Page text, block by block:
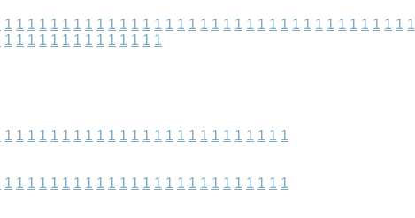
1 1 1 1 1 1 1 1 1 1 1 1 1 1 1 1 1 1 1 1 1 1 1 1 1 1 1 1 1 1 1 1 1 1 1 1
1 1 1 1 1 1 1 1 1 1 1 1 1 1
1 1 1 1 1 1 1 1 1 1 1 1 1 1 1 1 1 1 1 1 1 1 1 1 1
1 1 1 1 1 1 1 1 1 1 1 1 1 1 1 1 1 1 1 1 1 1 1 1 1